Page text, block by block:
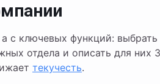
с ключевых функций: выбрать
отдела и описать для них
текучесть.